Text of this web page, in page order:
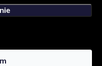
Ochrana osobných údajov